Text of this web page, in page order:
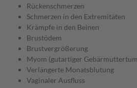
Rückenschmerzen
Schmerzen in den Extremitäten
Krämpfe in den Beinen
Brustödem
Brustvergrößerung
Myom (gutartiger
Verlängerte Monatsblutung
Vaginaler Ausfluss